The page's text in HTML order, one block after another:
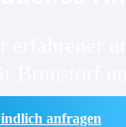
anfragen